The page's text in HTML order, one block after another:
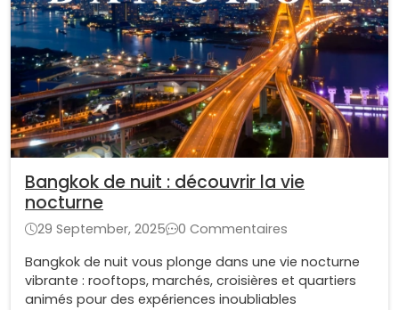
Bangkok de nuit : découvrir la vie
nocturne
29 September, 2025
0 Commentaires
Bangkok de nuit vous plonge dans une vie nocturne
vibrante : rooftops, marchés, croisières et quartiers
animés pour des expériences inoubliables